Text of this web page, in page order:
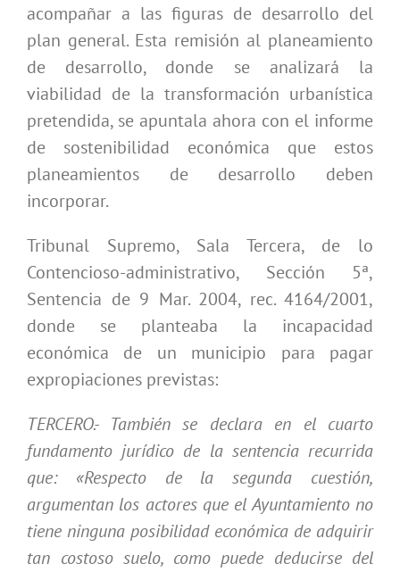
acompañar a las figuras de desarrollo del
plan general. Esta remisión al planeamiento
de desarrollo, donde se analizará la
viabilidad de la transformación urbanística
pretendida, se apuntala ahora con el informe
de sostenibilidad económica que estos
planeamientos de desarrollo deben
incorporar.
Tribunal Supremo, Sala Tercera, de lo
Contencioso-administrativo, Sección 5ª,
Sentencia de 9 Mar. 2004, rec. 4164/2001,
donde se planteaba la incapacidad
económica de un municipio para pagar
expropiaciones previstas:
TERCERO.- También se declara en el cuarto
fundamento jurídico de la sentencia recurrida
que: «Respecto de la segunda cuestión,
argumentan los actores que el Ayuntamiento no
tiene ninguna posibilidad económica de adquirir
tan costoso suelo, como puede deducirse del